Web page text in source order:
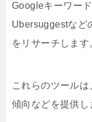
Googleキーワー
Ubersuggestなど
をリサーチします
これらのツールは
傾向などを提供し